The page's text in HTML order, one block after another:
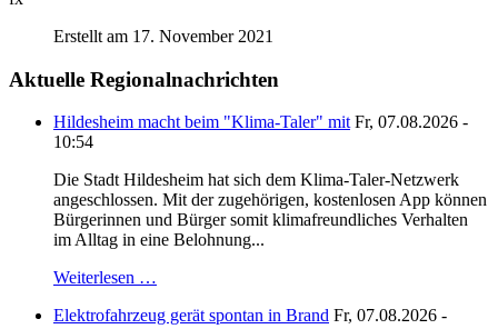
Erstellt am 17. November 2021
Aktuelle Regionalnachrichten
Hildesheim macht beim "Klima-Taler" mit Fr, 07.08.2026 -
10:54
Die Stadt Hildesheim hat sich dem Klima-Taler-Netzwerk
angeschlossen. Mit der zugehörigen, kostenlosen App können
Bürgerinnen und Bürger somit klimafreundliches Verhalten
im Alltag in eine Belohnung...
Weiterlesen …
Elektrofahrzeug gerät spontan in Brand Fr, 07.08.2026 -